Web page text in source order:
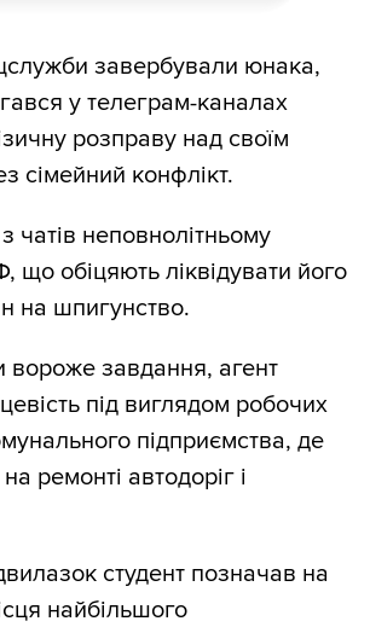
завербували юнака,
у телеграм-каналах
розправу над своїм
сімейний конфлікт.
чатів неповнолітньому
що обіцяють ліквідувати його
на шпигунство.
завдання, агент
під виглядом робочих
підприємства, де
ремонті автодоріг і
студент позначав на
найбільшого